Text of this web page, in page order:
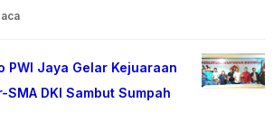
PWI Jaya Gelar Kejuaraan
DKI Sambut Sumpah